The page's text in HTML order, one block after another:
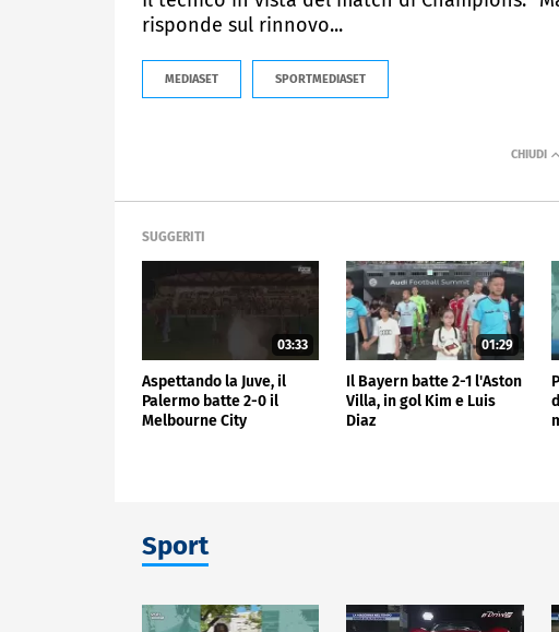
risponde sul rinnovo...
MEDIASET SPORTMEDIASET
SUGGERITI
03:33
Aspettando la Juve, il
Palermo batte 2-0 il
Melbourne City
01:29
Il Bayern batte 2-1 l'Aston
Villa, in gol Kim e Luis
Diaz
Sport